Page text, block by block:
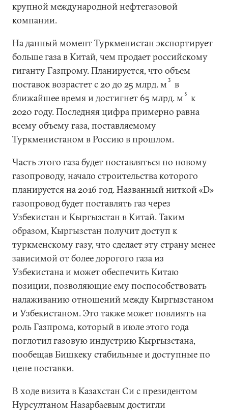
крупной международной нефтегазовой
компании.
На данный момент Туркменистан экспортирует
больше газа в Китай, чем продает российскому
гиганту Газпрому. Планируется, что объем
поставок возрастет с 20 до 25 млрд. м 3
в
ближайшее время и достигнет 65 млрд. м 3
к
2020 году. Последняя цифра примерно равна
всему объему газа, поставляемому
Туркменистаном в Россию в прошлом.
Часть этого газа будет поставляться по новому
газопроводу, начало строительства которого
планируется на 2016 год. Названный ниткой «D»
газопровод будет поставлять газ через
Узбекистан и Кыргызстан в Китай. Таким
образом, Кыргызстан получит доступ к
туркменскому газу, что сделает эту страну менее
зависимой от более дорогого газа из
Узбекистана и может обеспечить Китаю
позиции, позволяющие ему поспособствовать
налаживанию отношений между Кыргызстаном
и Узбекистаном. Это также может повлиять на
роль Газпрома, который в июле этого года
поглотил газовую индустрию Кыргызстана,
пообещав Бишкеку стабильные и доступные по
цене поставки.
В ходе визита в Казахстан Си с президентом
Нурсултаном Назарбаевым достигли